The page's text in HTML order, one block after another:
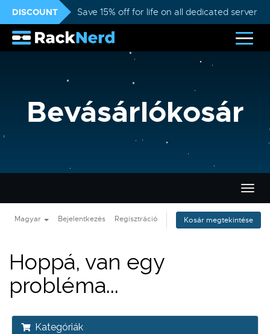
DISCOUNT Save 15% off for life on all dedicated servers
Bevásárlókosár
a
Magyar Bejelentkezés Regisztráció Kosár megtekintése
Hoppá, van egy
probléma...
Kategóriák